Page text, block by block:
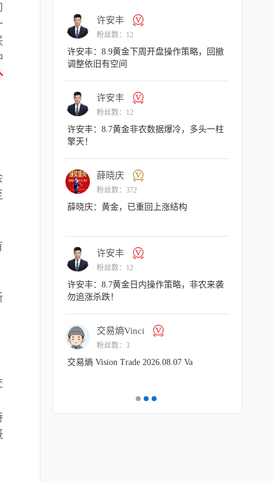
许安丰
粉丝数：12
许安丰：8.9黄金下周开盘操作策略，回撤
调整依旧有空间
许安丰
粉丝数：12
许安丰：8.7黄金非农数据爆冷，多头一柱
擎天！
薛晓庆
粉丝数：372
薛晓庆：黄金，已重回上涨结构
许安丰
粉丝数：12
许安丰：8.7黄金日内操作策略，非农来袭
勿追涨杀跌！
交易熵Vinci
粉丝数：3
交易熵 Vision Trade 2026.08.07 Va